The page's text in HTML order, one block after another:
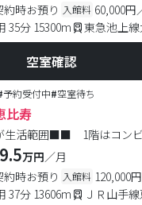
約時お預り 入館料 60,000円
35分 15300m
東急池上
空室確認
予約受付中#空室待ち
比寿
活範囲■■ 1階はコンビ
9.5万円／月
約時お預り 入館料 120,000
37分 13606m
ＪＲ山手